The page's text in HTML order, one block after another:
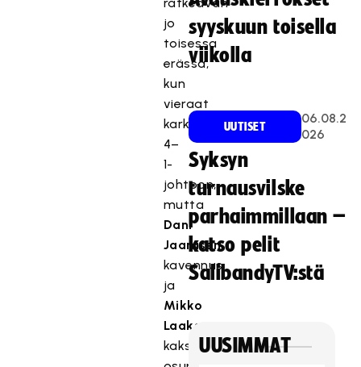
jo
toisessa
erässä,
kun
vieraat
karkasivat
4–
1-
johtoon,
mutta
Dani
Jaarasen
kavennus
ja
Mikko
Laakson
kaksi
syyskuun toisella
viikolla
UUTISET
06.08.2
026
Syksyn
turnausvilske
parhaimmillaan –
katso pelit
SalibandyTV:stä
UUSIMMAT